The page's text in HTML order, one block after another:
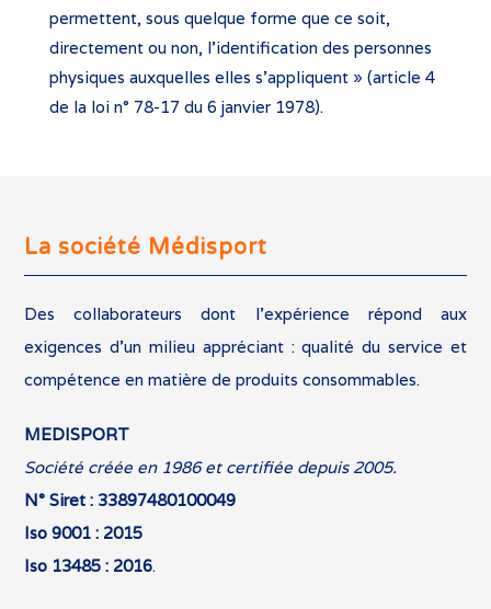
permettent, sous quelque forme que ce soit,
directement ou non, l’identification des personnes
physiques auxquelles elles s’appliquent » (article 4
de la loi n° 78-17 du 6 janvier 1978).
La société Médisport
Des collaborateurs dont l’expérience répond aux
exigences d’un milieu appréciant : qualité du service et
compétence en matière de produits consommables.
MEDISPORT
Société créée en 1986 et certifiée depuis 2005.
N° Siret : 33897480100049
Iso 9001 : 2015
Iso 13485 : 2016.